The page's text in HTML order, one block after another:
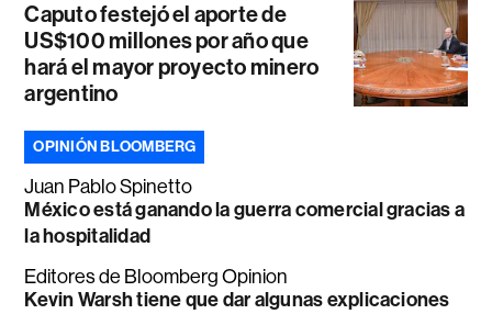
Caputo festejó el aporte de
US$100 millones por año que
hará el mayor proyecto minero
argentino
OPINIÓN BLOOMBERG
Juan Pablo Spinetto
México está ganando la guerra comercial gracias a
la hospitalidad
Editores de Bloomberg Opinion
Kevin Warsh tiene que dar algunas explicaciones